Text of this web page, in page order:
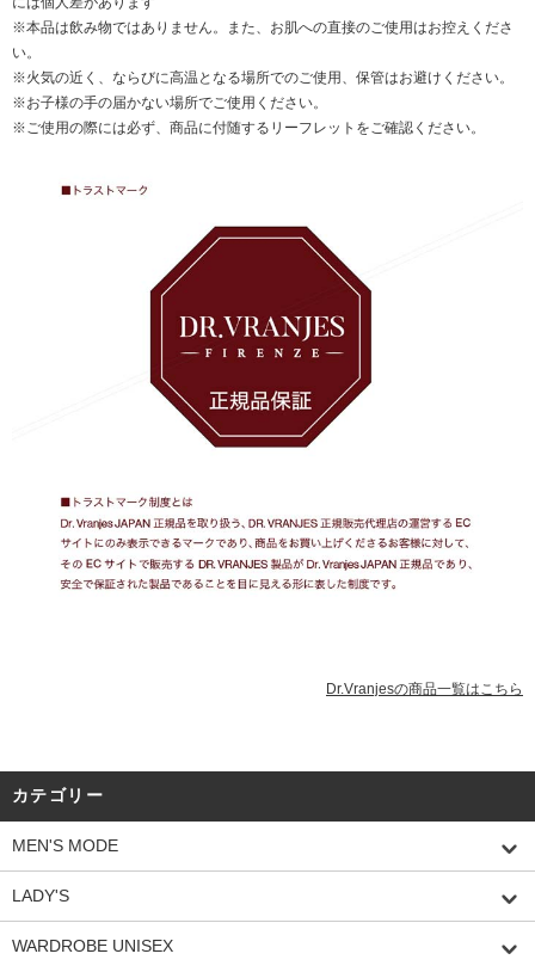
※本品は飲み物ではありません。また、お肌への直接のご使用はお控えくださ
い。
※火気の近く、ならびに高温となる場所でのご使用、保管はお避けください。
※お子様の手の届かない場所でご使用ください。
※ご使用の際には必ず、商品に付随するリーフレットをご確認ください。
Dr.Vranjesの商品一覧はこちら
カテゴリー
MEN'S MODE
LADY'S
WARDROBE UNISEX